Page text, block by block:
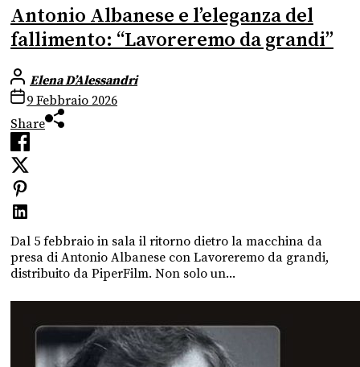
Antonio Albanese e l’eleganza del
fallimento: “Lavoreremo da grandi”
Elena D’Alessandri
9 Febbraio 2026
Share
Dal 5 febbraio in sala il ritorno dietro la macchina da
presa di Antonio Albanese con Lavoreremo da grandi,
distribuito da PiperFilm. Non solo un...